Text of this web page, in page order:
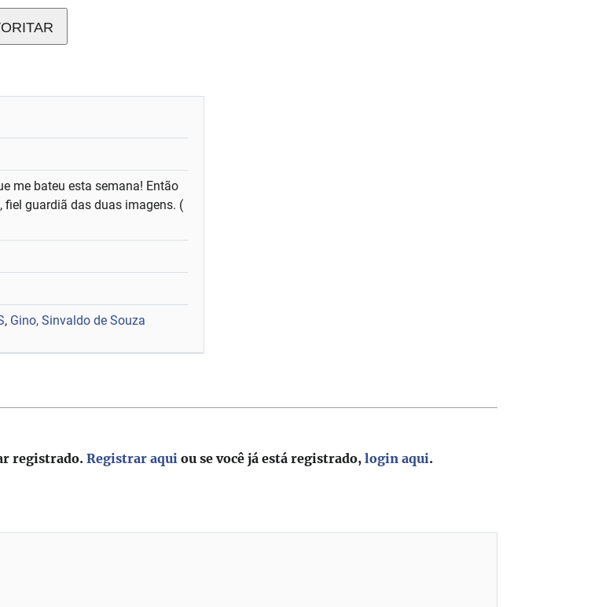
me bateu esta semana! Então
fiel guardiã das duas imagens. (
, Gino, Sinvaldo de Souza
registrado.Registrar aqui ou se você já está registrado,login aqui.